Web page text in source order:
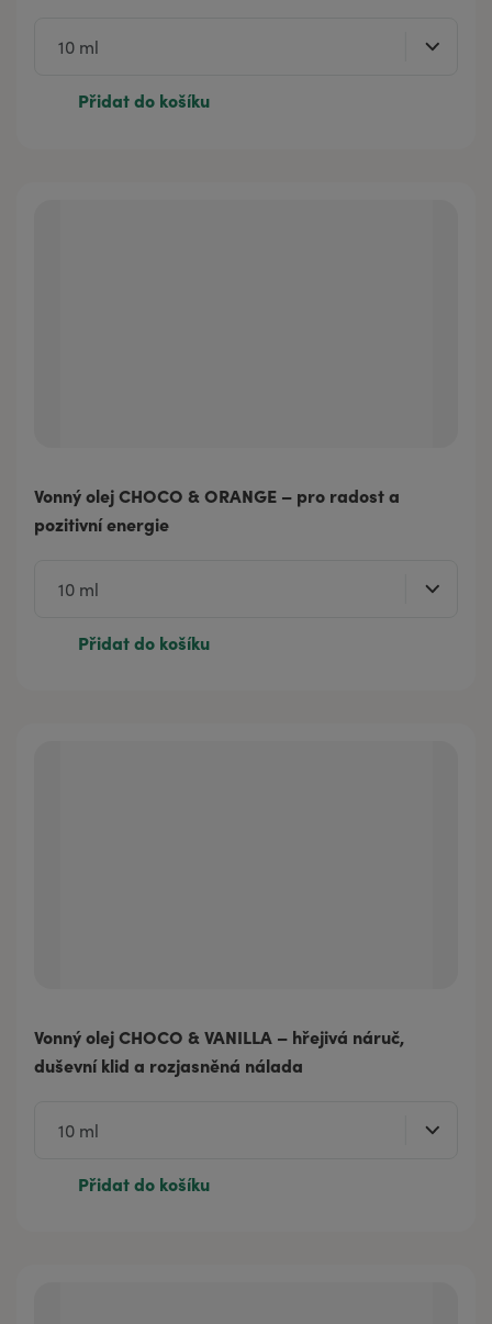
Přidat do košíku
Vonný olej CHOCO & ORANGE – pro radost a
pozitivní energie
Přidat do košíku
Vonný olej CHOCO & VANILLA – hřejivá náruč,
duševní klid a rozjasněná nálada
Přidat do košíku